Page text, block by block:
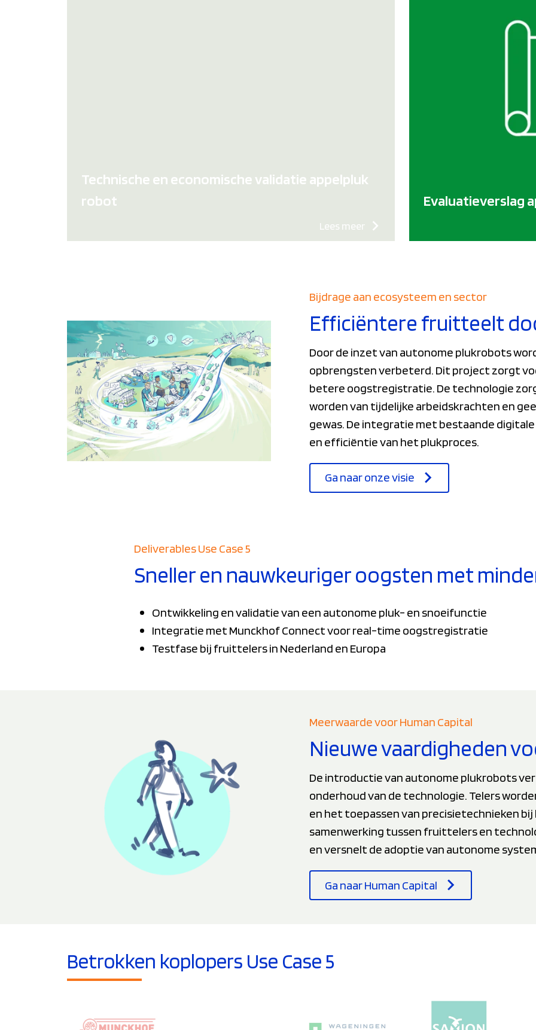
Technische en economische validatie appelpluk
robot
Lees meer
Evaluatieverslag
Bijdrage aan ecosysteem en sector
Efficiëntere fruitteelt
Door de inzet van autonome plukrobots
opbrengsten verbeterd. Dit project zorgt
betere oogstregistratie. De technologie
worden van tijdelijke arbeidskrachten en
gewas. De integratie met bestaande
en efficiëntie van het plukproces.
Ga naar onze visie
Deliverables Use Case 5
Sneller en nauwkeuriger oogsten met
Ontwikkeling en validatie van een autonome pluk- en snoeifunctie
Integratie met Munckhof Connect voor real-time oogstregistratie
Testfase bij fruittelers in Nederland en Europa
Meerwaarde voor Human Capital
Nieuwe vaardigheden
De introductie van autonome plukrobots
onderhoud van de technologie. Telers
en het toepassen van precisietechnieken bij
samenwerking tussen fruittelers en
en versnelt de adoptie van autonome
Ga naar Human Capital
Betrokken koplopers Use Case 5